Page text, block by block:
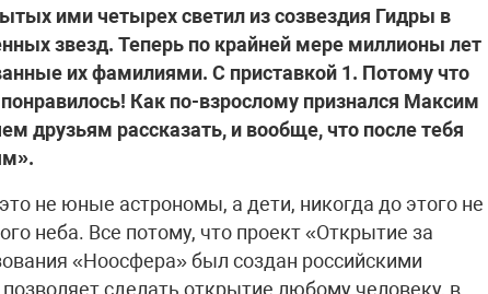
ими четырех светил из созвездия Гидры в
звезд. Теперь по крайней мере миллионы лет
их фамилиями. С приставкой 1. Потому что
Как по-взрослому признался Максим
друзьям рассказать, и вообще, что после тебя
не юные астрономы, а дети, никогда до этого не
неба. Все потому, что проект «Открытие за
«Ноосфера» был создан российскими
сделать открытие любому человеку, в